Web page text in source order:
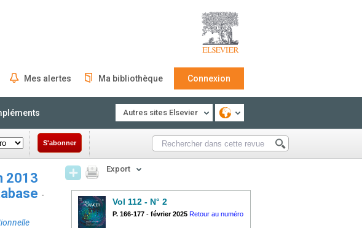
Mes alertes Ma bibliothèque Connexion
Autres sites Elsevier
S'abonner
2013
-
Export
Vol 112 - N° 2
P. 166-177 - février 2025 Retour au numéro